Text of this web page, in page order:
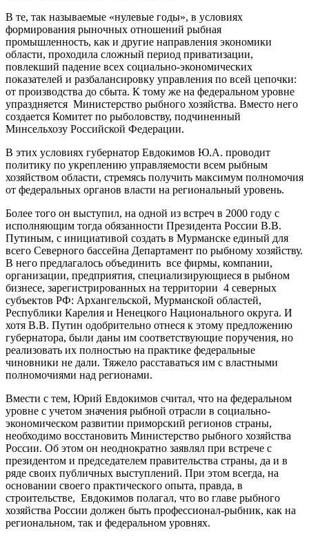
В те, так называемые «нулевые годы», в условиях
формирования рыночных отношений рыбная
промышленность, как и другие направления экономики
области, проходила сложный период приватизации,
повлекший падение всех социально-экономических
показателей и разбалансировку управления по всей цепочки:
от производства до сбыта. К тому же на федеральном уровне
упраздняется Министерство рыбного хозяйства. Вместо него
создается Комитет по рыболовству, подчиненный
Минсельхозу Российской Федерации.
В этих условиях губернатор Евдокимов Ю.А. проводит
политику по укреплению управляемости всем рыбным
хозяйством области, стремясь получить максимум полномочия
от федеральных органов власти на региональный уровень.
Более того он выступил, на одной из встреч в 2000 году с
исполняющим тогда обязанности Президента России В.В.
Путиным, с инициативой создать в Мурманске единый для
всего Северного бассейна Департамент по рыбному хозяйству.
В него предлагалось объединить все фирмы, компании,
организации, предприятия, специализирующиеся в рыбном
бизнесе, зарегистрированных на территории 4 северных
субъектов РФ: Архангельской, Мурманской областей,
Республики Карелия и Ненецкого Национального округа. И
хотя В.В. Путин одобрительно отнеся к этому предложению
губернатора, были даны им соответствующие поручения, но
реализовать их полностью на практике федеральные
чиновники не дали. Тяжело расставаться им с властными
полномочиями над регионами.
Вмести с тем, Юрий Евдокимов считал, что на федеральном
уровне с учетом значения рыбной отрасли в социально-
экономическом развитии приморский регионов страны,
необходимо восстановить Министерство рыбного хозяйства
России. Об этом он неоднократно заявлял при встрече с
президентом и председателем правительства страны, да и в
ряде своих публичных выступлений. При этом всегда, на
основании своего практического опыта, правда, в
строительстве, Евдокимов полагал, что во главе рыбного
хозяйства России должен быть профессионал-рыбник, как на
региональном, так и федеральном уровнях.